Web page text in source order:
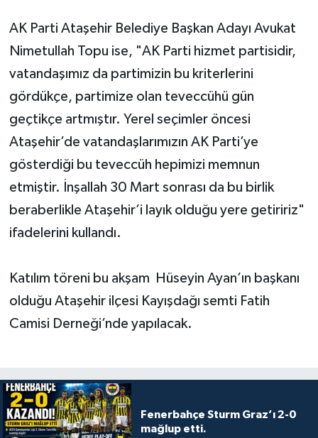
AK Parti Ataşehir Belediye Başkan Adayı Avukat
Nimetullah Topu ise, "AK Parti hizmet partisidir,
vatandaşımız da partimizin bu kriterlerini
gördükçe, partimize olan teveccühü gün
geçtikçe artmıştır. Yerel seçimler öncesi
Ataşehir’de vatandaşlarımızın AK Parti’ye
gösterdiği bu teveccüh hepimizi memnun
etmiştir. İnşallah 30 Mart sonrası da bu birlik
beraberlikle Ataşehir’i layık olduğu yere getiririz"
ifadelerini kullandı.
Katılım töreni bu akşam Hüseyin Ayan’ın başkanı
olduğu Ataşehir ilçesi Kayışdağı semti Fatih
Camisi Derneği’nde yapılacak.
Fenerbahçe Sturm Graz’ı 2-0
mağlup etti.